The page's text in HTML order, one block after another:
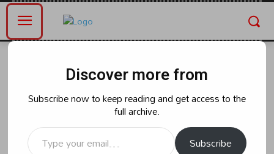
తెలంగాణలో ఈరోజు నుంచి
పాఠశాలలు పున: ప్రారంభం.
Discover more from
Subscribe now to keep reading and get access to the
full archive.
Type your email…
Subscribe